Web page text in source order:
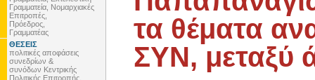
Γραμματεία, Νομαρχιακές
Επιτροπές,
Πρόεδρος,
Γραμματέας
ΘΕΣΕΙΣ
πολιτικές αποφάσεις
συνεδρίων &
συνόδων Κεντρικής
Πολιτικής Επιτροπής,
τα θέματα
ΣΥΝ, μεταξύ